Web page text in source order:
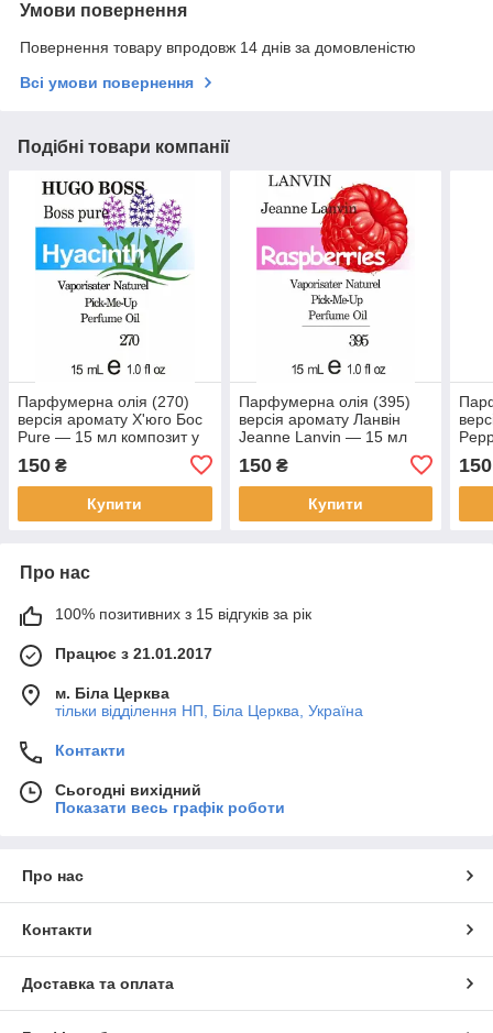
Умови повернення
Повернення товару впродовж 14 днів за домовленістю
Всі умови повернення
Подібні товари компанії
Парфумерна олія (270)
версія аромату Х'юго Бос
Pure — 15 мл композит у
150 ₴
Купити
Парфумерна олія (395)
версія аромату Ланвін
Jeanne Lanvin — 15 мл
150₴
Купити
150
Про нас
100% позитивних з 15 відгуків за рік
Працює з 21.01.2017
м. Біла Церква
тільки відділення НП, Біла Церква, Україна
Контакти
Сьогодні вихідний
Показати весь графік роботи
Про нас
Контакти
Доставка та оплата